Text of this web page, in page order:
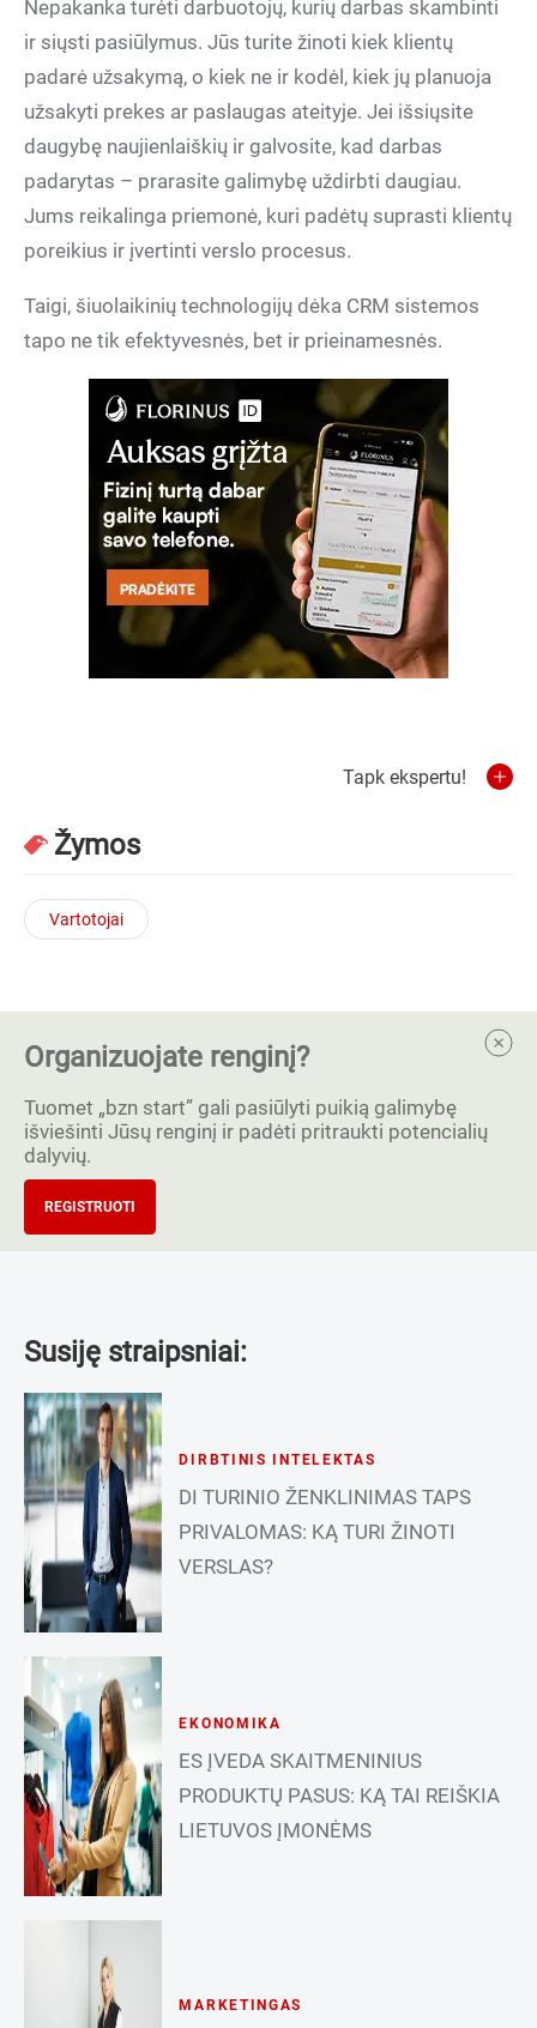
Nepakanka turėti darbuotojų, kurių darbas skambinti
ir siųsti pasiūlymus. Jūs turite žinoti kiek klientų
padarė užsakymą, o kiek ne ir kodėl, kiek jų planuoja
užsakyti prekes ar paslaugas ateityje. Jei išsiųsite
daugybę naujienlaiškių ir galvosite, kad darbas
padarytas – prarasite galimybę uždirbti daugiau.
Jums reikalinga priemonė, kuri padėtų suprasti klientų
poreikius ir įvertinti verslo procesus.
Taigi, šiuolaikinių technologijų dėka CRM sistemos
tapo ne tik efektyvesnės, bet ir prieinamesnės.
Tapk ekspertu!
Žymos
Vartotojai
Organizuojate renginį?
Tuomet „bzn start” gali pasiūlyti puikią galimybę
išviešinti Jūsų renginį ir padėti pritraukti potencialių
dalyvių.
REGISTRUOTI
Susiję straipsniai:
DIRBTINIS INTELEKTAS
DI TURINIO ŽENKLINIMAS TAPS
PRIVALOMAS: KĄ TURI ŽINOTI
VERSLAS?
EKONOMIKA
ES ĮVEDA SKAITMENINIUS
PRODUKTŲ PASUS: KĄ TAI REIŠKIA
LIETUVOS ĮMONĖMS
MARKETINGAS